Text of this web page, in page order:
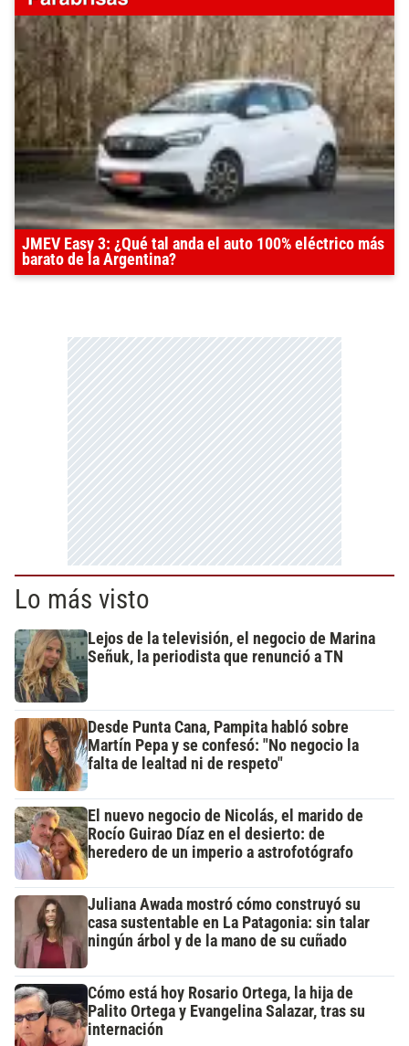
JMEV Easy 3: ¿Qué tal anda el auto 100% eléctrico más
barato de la Argentina?
Lo más visto
Lejos de la televisión, el negocio de Marina
Señuk, la periodista que renunció a TN
Desde Punta Cana, Pampita habló sobre
Martín Pepa y se confesó: "No negocio la
falta de lealtad ni de respeto"
El nuevo negocio de Nicolás, el marido de
Rocío Guirao Díaz en el desierto: de
heredero de un imperio a astrofotógrafo
Juliana Awada mostró cómo construyó su
casa sustentable en La Patagonia: sin talar
ningún árbol y de la mano de su cuñado
Cómo está hoy Rosario Ortega, la hija de
Palito Ortega y Evangelina Salazar, tras su
internación